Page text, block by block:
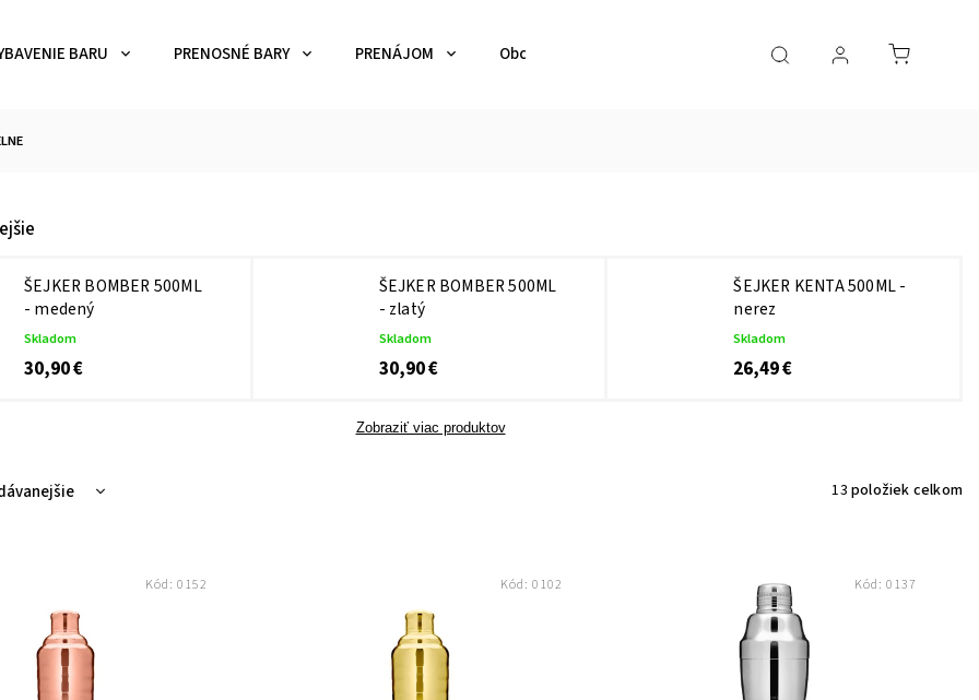
BARU PRENOSNÉ BARY PRENÁJOM Obchodné podmienky Kontaktujte nás
ŠEJKER BOMBER 500ML
- medený
Skladom
30,90 €
ŠEJKER BOMBER 500ML
- zlatý
Skladom
30,90 €
ŠEJKER KENTA 500ML -
nerez
Skladom
26,49 €
Zobraziť viac produktov
13 položiek celkom
Kód:0152 Kód: 0102 Kód: 0137